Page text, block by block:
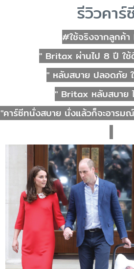
รีวิวคาร์
#ใช้จริงจากลูกค้
" Britax ผ่านไป 8 ปี ใช้
" หลับสบาย ปลอดภัย
" Britax หลับสบาย
"คาร์ซีทนั่งสบาย นั่งแล้วก็จะอาร